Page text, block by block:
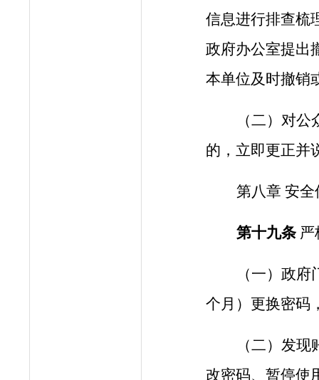
信息进行排查梳
政府办公室提出
本单位及时撤销
（二）对公
的，立即更正并
第八章 安全
第十九条
（一）政
个月）更换密码
（二）发现
改密码、暂停使